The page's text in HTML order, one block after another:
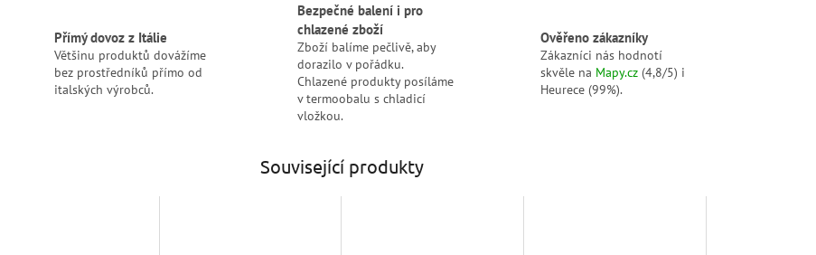
Přímý dovoz z Itálie
Většinu produktů dovážíme
bez prostředníků přímo od
italských výrobců.
Bezpečné balení i pro
chlazené zboží
Zboží balíme pečlivě, aby
dorazilo v pořádku.
Chlazené produkty posíláme
v termoobalu s chladicí
vložkou.
Ověřeno zákazníky
Zákazníci nás hodnotí
skvěle na Mapy.cz (4,8/5) i
Heurece (99%).
Související produkty